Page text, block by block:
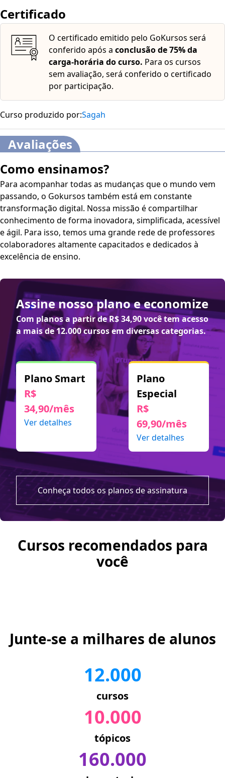
Certificado
O certificado emitido pelo GoKursos será
conferido após a conclusão de 75% da
carga-horária do curso. Para os cursos
sem avaliação, será conferido o certificado
por participação.
Curso produzido por:Sagah
Avaliações
Como ensinamos?
Para acompanhar todas as mudanças que o mundo vem
passando, o Gokursos também está em constante
transformação digital. Nossa missão é compartilhar
conhecimento de forma inovadora, simplificada, acessível
e ágil. Para isso, temos uma grande rede de professores
colaboradores altamente capacitados e dedicados à
excelência de ensino.
Assine nosso plano e economize
Com planos a partir deR$ 34,90você tem acesso
a mais de 12.000 cursos em diversas categorias.
Plano Smart
R$
34,90/mês
Ver detalhes
Plano
Especial
R$
69,90/mês
Ver detalhes
Conheça todos os planos de assinatura
Cursos recomendados para
você
Junte-se a milhares de alunos
12.000
cursos
10.000
tópicos
160.000